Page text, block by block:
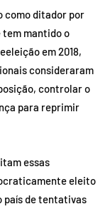
como ditador por
tem mantido o
em 2018,
consideraram
controlar o
para reprimir
essas
eleito
país de tentativas